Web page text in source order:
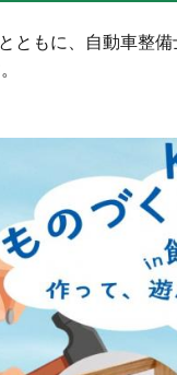
ともに、自動車整